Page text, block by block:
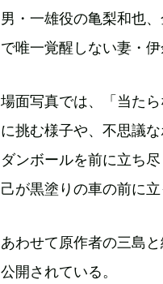
男・一雄役の亀梨和也
で唯一覚醒しない妻・
場面写真では、「当た
に挑む様子や、不思議
ダンボールを前に立ち
己が黒塗りの車の前に
あわせて原作者の三島
公開されている。